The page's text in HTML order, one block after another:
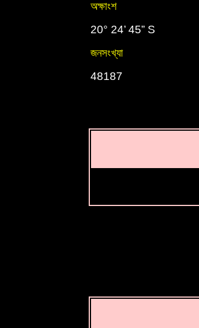
অক্ষাংশ
20° 24’ 45” S
জনসংখ্যা
48187